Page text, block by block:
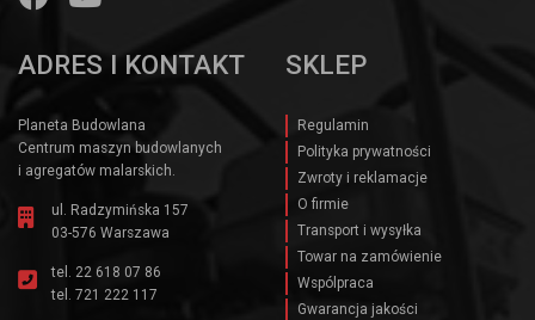
ADRES I KONTAKT
Planeta Budowlana
Centrum maszyn budowlanych
i agregatów malarskich.
ul. Radzymińska 157
03-576 Warszawa
tel. 22 618 07 86
tel. 721 222 117
SKLEP
Regulamin
Polityka prywatności
Zwroty i reklamacje
O firmie
Transport i wysyłka
Towar na zamówienie
Wspólpraca
Gwarancja jakości